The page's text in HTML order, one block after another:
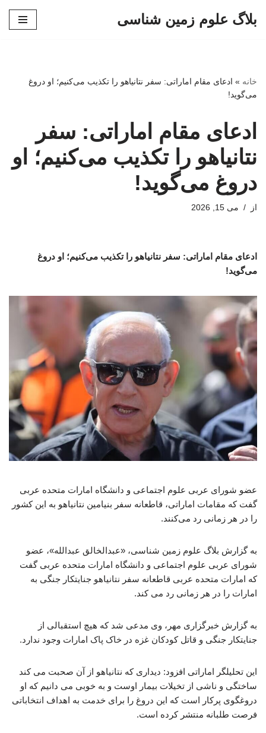
بلاگ علوم زمین شناسی
خانه » ادعای مقام اماراتی: سفر نتانیاهو را تکذیب می‌کنیم؛ او دروغ
می‌گوید!
ادعای مقام اماراتی: سفر
نتانیاهو را تکذیب می‌کنیم؛ او
دروغ می‌گوید!
از می 15, 2026
ادعای مقام اماراتی: سفر نتانیاهو را تکذیب می‌کنیم؛ او دروغ
می‌گوید!
عضو شورای عربی علوم اجتماعی و دانشگاه امارات متحده عربی
گفت که مقامات اماراتی، قاطعانه سفر بنیامین نتانیاهو به این کشور
را در هر زمانی رد می‌کنند.
به گزارش بلاگ علوم زمین شناسی، «عبدالخالق عبدالله»، عضو
شورای عربی علوم اجتماعی و دانشگاه امارات متحده عربی گفت
که امارات متحده عربی قاطعانه سفر نتانیاهو جنایتکار جنگی به
امارات را در هر زمانی رد می کند.
به گزارش خبرگزاری مهر، وی مدعی شد که هیچ استقبالی از
جنایتکار جنگی و قاتل کودکان غزه در خاک پاک امارات وجود ندارد.
این تحلیلگر اماراتی افزود: دیداری که نتانیاهو از آن صحبت می کند
ساختگی و ناشی از تخیلات بیمار اوست و به خوبی می دانیم که او
دروغگوی پرکار است که این دروغ را برای خدمت به اهداف انتخاباتی
فرصت طلبانه منتشر کرده است.